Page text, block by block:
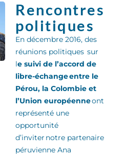
Rencontres
politiques
En décembre 2016, des
réunions politiques sur
le suivi de l’accord de
libre-échange entre le
Pérou, la Colombie et
l’Union européenneont
représenté une
opportunité
d’inviter notre partenaire
péruvienne Ana